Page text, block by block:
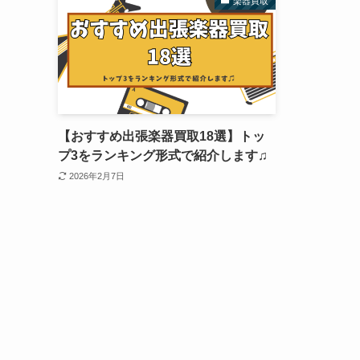
【おすすめ出張楽器買取18選】トッ
プ3をランキング形式で紹介します♫
2026年2月7日